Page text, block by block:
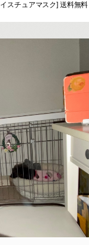
スチュアマスク] 送料無料